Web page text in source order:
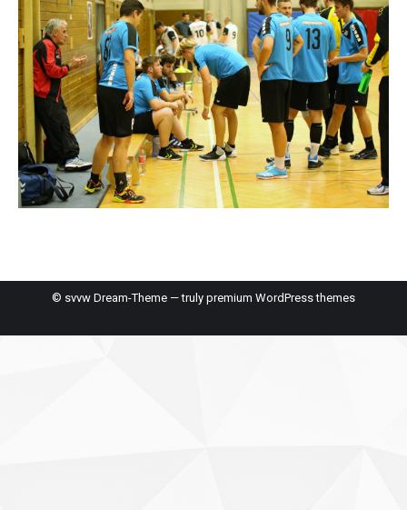
© svvw Dream-Theme — truly premium WordPress themes